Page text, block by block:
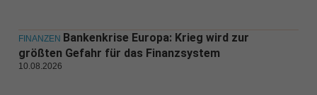
FINANZEN Bankenkrise Europa: Krieg wird zur
größten Gefahr für das Finanzsystem
10.08.2026